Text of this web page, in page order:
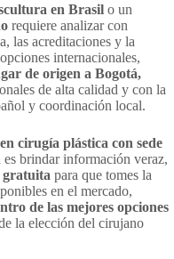
en Brasil o un
requiere analizar con
las acreditaciones y la
internacionales,
de origen a Bogotá,
de alta calidad y con la
y coordinación local.
cirugía plástica con sede
es brindar información veraz,
gratuita para que tomes la
en el mercado,
de las mejores opciones
la elección del cirujano